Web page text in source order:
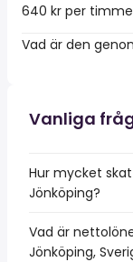
640 kr per
Vad är den
Vanliga
Hur mycket
Jönköping?
Vad är
Jönköping,